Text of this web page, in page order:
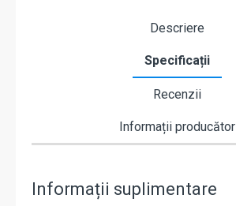
Descriere
Specificații
Recenzii
Informații producător
Informații suplimentare